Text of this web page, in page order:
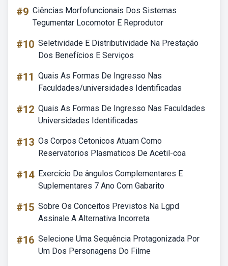
#9 Ciências Morfofuncionais Dos Sistemas
Tegumentar Locomotor E Reprodutor
#10 Seletividade E Distributividade Na Prestação
Dos Benefícios E Serviços
#11 Quais As Formas De Ingresso Nas
Faculdades/universidades Identificadas
#12 Quais As Formas De Ingresso Nas Faculdades
Universidades Identificadas
#13 Os Corpos Cetonicos Atuam Como
Reservatorios Plasmaticos De Acetil-coa
#14 Exercício De ângulos Complementares E
Suplementares 7 Ano Com Gabarito
#15 Sobre Os Conceitos Previstos Na Lgpd
Assinale A Alternativa Incorreta
#16 Selecione Uma Sequência Protagonizada Por
Um Dos Personagens Do Filme